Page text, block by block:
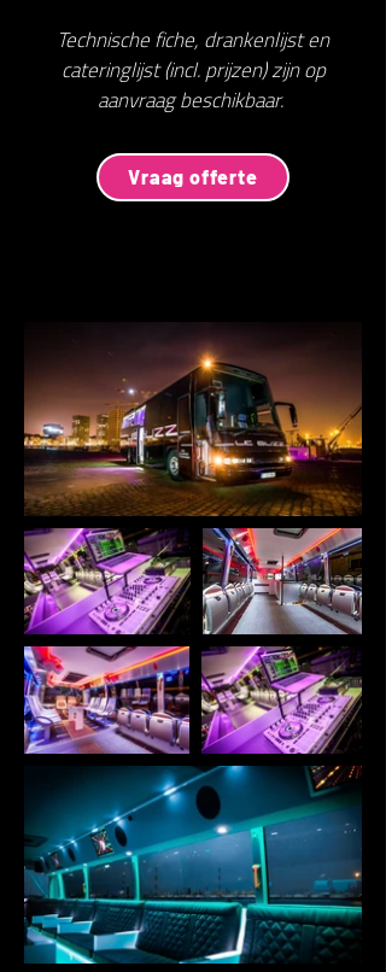
Technische fiche, drankenlijst en
cateringlijst (incl. prijzen) zijn op
aanvraag beschikbaar.
Vraag offerte